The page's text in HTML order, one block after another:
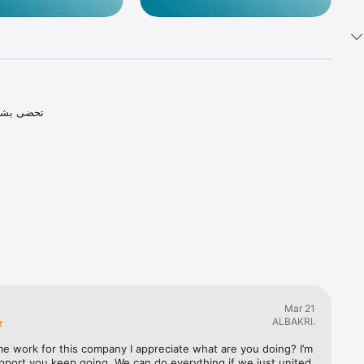
تحضى
كشف
Mar 21
ALBAKRI.
work for this company I appreciate what are you doing? I’m